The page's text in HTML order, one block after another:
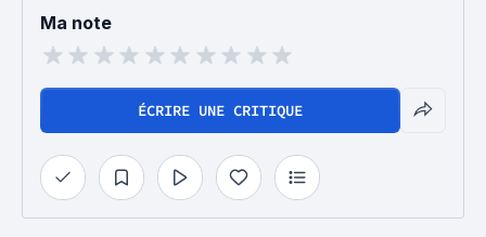
Ma note
ÉCRIRE UNE CRITIQUE